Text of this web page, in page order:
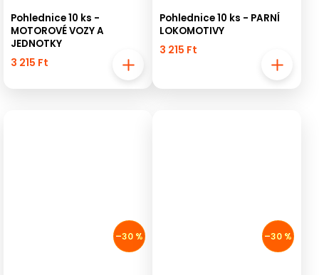
Pohlednice 10 ks -
MOTOROVÉ VOZY A
JEDNOTKY
3 215 Ft
Pohlednice 10 ks - PARNÍ
LOKOMOTIVY
3 215 Ft
–30 % –30 %